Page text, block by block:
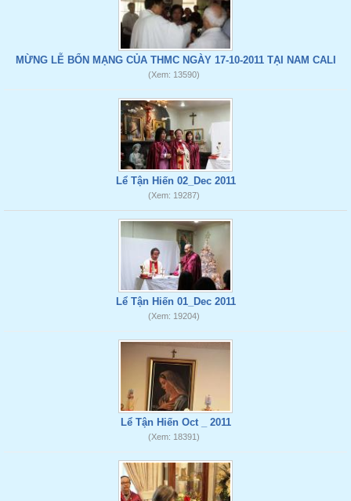
MỪNG LỄ BỔN MẠNG CỦA THMC NGÀY 17-10-2011 TẠI NAM CALI
(Xem: 13590)
Lể Tận Hiến 02_Dec 2011
(Xem: 19287)
Lể Tận Hiến 01_Dec 2011
(Xem: 19204)
Lể Tận Hiến Oct _ 2011
(Xem: 18391)